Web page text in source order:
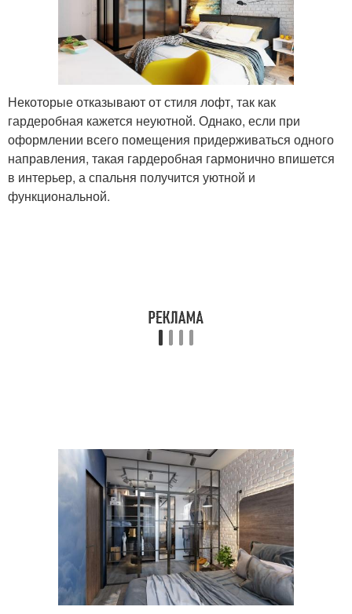
Некоторые отказывают от стиля лофт, так как
гардеробная кажется неуютной. Однако, если при
оформлении всего помещения придерживаться одного
направления, такая гардеробная гармонично впишется
в интерьер, а спальня получится уютной и
функциональной.